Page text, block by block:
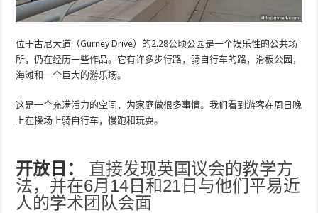
位于古尼大道（Gurney Drive）的2.28公顷公园是一个娱乐性的公共场
所，仍在经历一些作品。它有许多步行路，骑自行车的路，滑板公园，
海滩和一个巨大的游乐场。
这是一个充满活力的空间，为家庭做很多事情。我们看到游客在周日晚
上在操场上骑自行车，慢跑和玩耍。
开放日：
直接发现英国议会的教学方
法，并在6月14日和21日与他们平易近
人的学术团队会面